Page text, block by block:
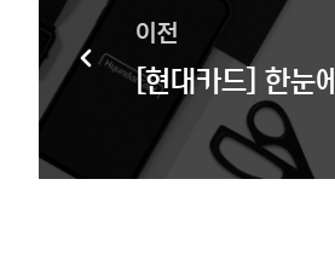
이전
[현대카드] 한눈